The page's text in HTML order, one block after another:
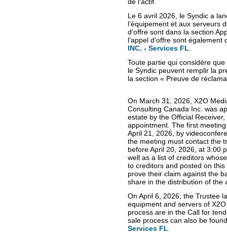
Le 6 avril 2026, le Syndic a
l’équipement et aux serveurs
d’offre sont dans la section
l’appel d’offre sont
INC. - Services FL
Toute partie qui considère
le Syndic peuvent remplir la
la section « Preuve de
On March 31, 2026, X2O
Consulting Canada Inc. was
estate by the Official
appointment. The first
April 21, 2026, by
the meeting must contact the
before April 20, 2026, at 3:00
well as a list of creditors
to creditors and posted on
prove their claim against the
share in the distribution of the
On April 6, 2026, the Trustee
equipment and servers of
process are in the Call for
sale process can also be
Services FL